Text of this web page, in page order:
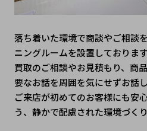
落ち着いた環境で商談やご相談
ニングルームを設置しておりま
買取のご相談やお見積もり、商
要なお話を周囲を気にせずお話
ご来店が初めてのお客様にも安
う、静かで配慮された環境づく